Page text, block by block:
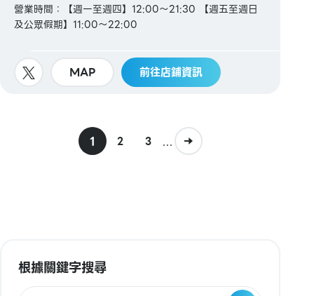
營業時間：【週一至週四】12:00～21:30 【週五至週日
及公眾假期】11:00～22:00
MAP 前往店鋪資訊
1 2 3 ...
根據關鍵字搜尋